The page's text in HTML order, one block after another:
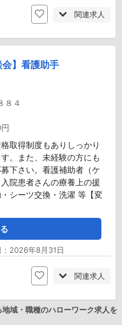
関連求人
会】看護助手
８４
取得制度もありしっかり
。また、未経験の方にも
下さい。看護補助者（ケ
院患者さんの療養上の援
シーツ交換・洗濯 等【変
2026年8月31日
関連求人
域・職種のハローワーク求人を